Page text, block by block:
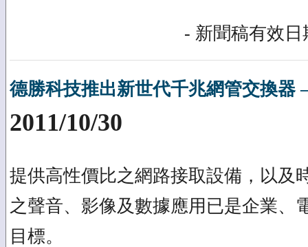
- 新聞稿有效日
德勝科技推出新世代千兆網管交換器
2011/10/30
提供高性價比之網路接取設備，以及
之聲音、影像及數據應用已是企業、
目標。